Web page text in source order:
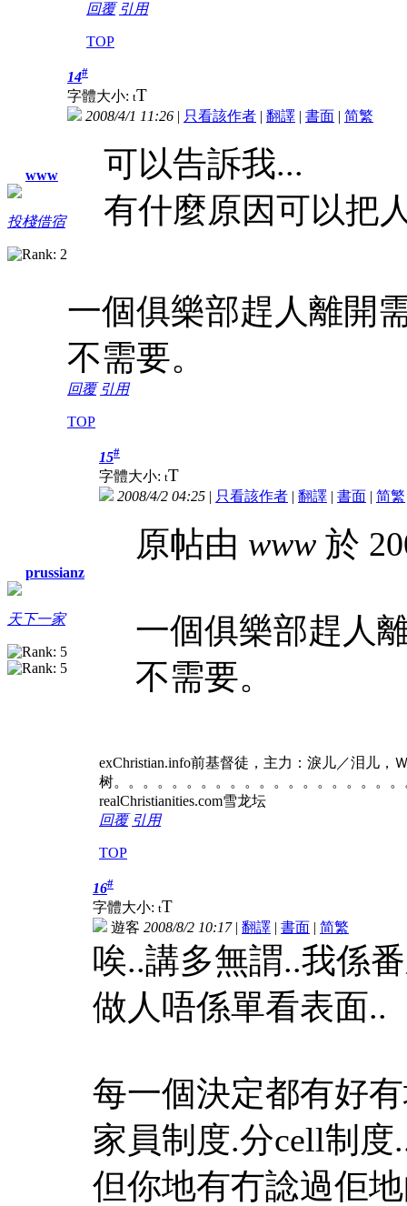
回覆 引用
TOP
www
投棧借宿
14#
字體大小: tT
2008/4/1 11:26 | 只看該作者 | 翻譯 | 書面 | 简繁
可以告訴我...
有什麼原因可以把
一個俱樂部趕人離開
不需要。
回覆 引用
TOP
prussianz
天下一家
15#
字體大小: tT
2008/4/2 04:25 | 只看該作者 | 翻譯 | 書面 | 简繁
原帖由 www 於
一個俱樂部趕人
不需要。
exChristian.info前基督徒，主力：淚儿／泪儿，
树。。。。。。。。。。。。。。。。。。。
realChristianities.com雪龙坛
回覆 引用
TOP
16#
字體大小: tT
遊客 2008/8/2 10:17| 翻譯 | 書面 | 简繁
唉..講多無謂..我係
做人唔係單看表面..
每一個決定都有好
家員制度.分cell制
但你地有冇諗過佢